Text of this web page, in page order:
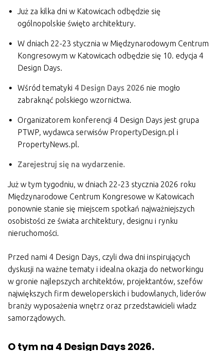
Już za kilka dni w Katowicach odbędzie się
ogólnopolskie święto architektury.
W dniach 22-23 stycznia w Międzynarodowym Centrum
Kongresowym w Katowicach odbędzie się 10. edycja 4
Design Days.
Wśród tematyki 4 Design Days 2026 nie mogło
zabraknąć polskiego wzornictwa.
Organizatorem konferencji 4 Design Days jest grupa
PTWP, wydawca serwisów PropertyDesign.pl i
PropertyNews.pl.
Zarejestruj się na wydarzenie.
Już w tym tygodniu, w dniach 22-23 stycznia 2026 roku
Międzynarodowe Centrum Kongresowe w Katowicach
ponownie stanie się miejscem spotkań najważniejszych
osobistości ze świata architektury, designu i rynku
nieruchomości.
Przed nami 4 Design Days, czyli dwa dni inspirujących
dyskusji na ważne tematy i idealna okazja do networkingu
w gronie najlepszych architektów, projektantów, szefów
największych firm deweloperskich i budowlanych, liderów
branży wyposażenia wnętrz oraz przedstawicieli władz
samorządowych.
O tym na 4 Design Days 2026.